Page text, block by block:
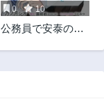
0 10
公務員で安泰のは